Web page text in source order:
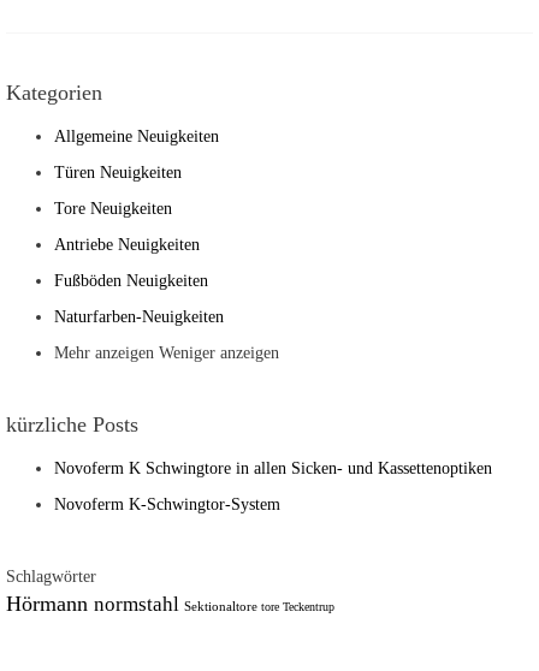
Kategorien
Allgemeine Neuigkeiten
Türen Neuigkeiten
Tore Neuigkeiten
Antriebe Neuigkeiten
Fußböden Neuigkeiten
Naturfarben-Neuigkeiten
Mehr anzeigen Weniger anzeigen
kürzliche Posts
Novoferm K Schwingtore in allen Sicken- und Kassettenoptiken
Novoferm K-Schwingtor-System
Schlagwörter
Hörmann normstahl Sektionaltore tore Teckentrup